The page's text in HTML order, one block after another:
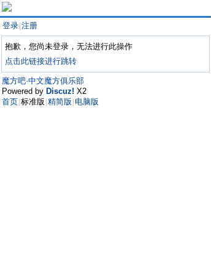
登录 注册
抱歉，您尚未登录，无法进行此操作
点击此链接进行跳转
魔方吧·中文魔方俱乐部
Powered by Discuz! X2
首页 标准版 精简版 电脑版